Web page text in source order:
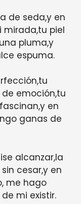
de seda,y en
piel
pluma,y
espuma.
emoción,tu
en
ganas de
alcanzar,la
cesar,y en
me hago
mi existir.